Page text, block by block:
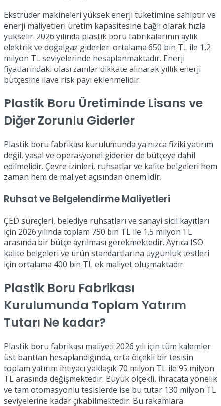
Ekstrüder makineleri yüksek enerji tüketimine sahiptir ve
enerji maliyetleri üretim kapasitesine bağlı olarak hızla
yükselir. 2026 yılında plastik boru fabrikalarının aylık
elektrik ve doğalgaz giderleri ortalama 650 bin TL ile 1,2
milyon TL seviyelerinde hesaplanmaktadır. Enerji
fiyatlarındaki olası zamlar dikkate alınarak yıllık enerji
bütçesine ilave risk payı eklenmelidir.
Plastik Boru Üretiminde Lisans ve
Diğer Zorunlu Giderler
Plastik boru fabrikası kurulumunda yalnızca fiziki yatırım
değil, yasal ve operasyonel giderler de bütçeye dahil
edilmelidir. Çevre izinleri, ruhsatlar ve kalite belgeleri hem
zaman hem de maliyet açısından önemlidir.
Ruhsat ve Belgelendirme Maliyetleri
ÇED süreçleri, belediye ruhsatları ve sanayi sicil kayıtları
için 2026 yılında toplam 750 bin TL ile 1,5 milyon TL
arasında bir bütçe ayrılması gerekmektedir. Ayrıca ISO
kalite belgeleri ve ürün standartlarına uygunluk testleri
için ortalama 400 bin TL ek maliyet oluşmaktadır.
Plastik Boru Fabrikası
Kurulumunda Toplam Yatırım
Tutarı Ne kadar?
Plastik boru fabrikası maliyeti 2026 yılı için tüm kalemler
üst banttan hesaplandığında, orta ölçekli bir tesisin
toplam yatırım ihtiyacı yaklaşık 70 milyon TL ile 95 milyon
TL arasında değişmektedir. Büyük ölçekli, ihracata yönelik
ve tam otomasyonlu tesislerde ise bu tutar 130 milyon TL
seviyelerine kadar çıkabilmektedir. Bu rakamlara